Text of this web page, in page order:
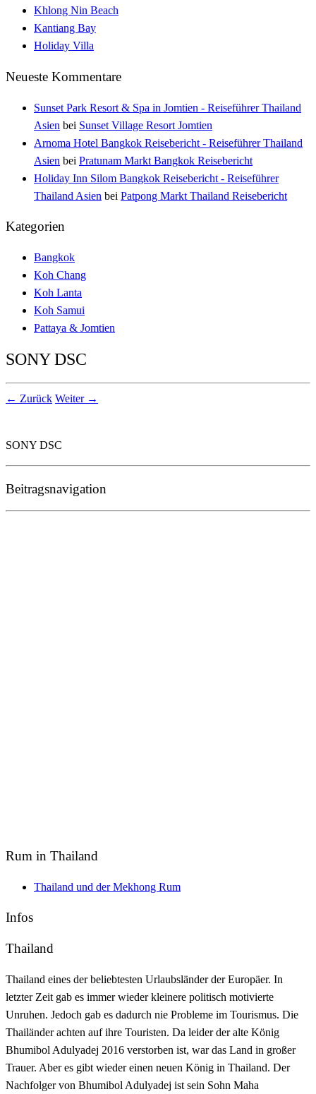
Khlong Nin Beach
Kantiang Bay
Holiday Villa
Neueste Kommentare
Sunset Park Resort & Spa in Jomtien - Reiseführer Thailand
Asien bei Sunset Village Resort Jomtien
Arnoma Hotel Bangkok Reisebericht - Reiseführer Thailand
Asien bei Pratunam Markt Bangkok Reisebericht
Holiday Inn Silom Bangkok Reisebericht - Reiseführer
Thailand Asien bei Patpong Markt Thailand Reisebericht
Kategorien
Bangkok
Koh Chang
Koh Lanta
Koh Samui
Pattaya & Jomtien
SONY DSC
← Zurück Weiter →
SONY DSC
Beitragsnavigation
Rum in Thailand
Thailand und der Mekhong Rum
Infos
Thailand
Thailand eines der beliebtesten Urlaubsländer der Europäer. In
letzter Zeit gab es immer wieder kleinere politisch motivierte
Unruhen. Jedoch gab es dadurch nie Probleme im Tourismus. Die
Thailänder achten auf ihre Touristen. Da leider der alte König
Bhumibol Adulyadej 2016 verstorben ist, war das Land in großer
Trauer. Aber es gibt wieder einen neuen König in Thailand. Der
Nachfolger von Bhumibol Adulyadej ist sein Sohn Maha